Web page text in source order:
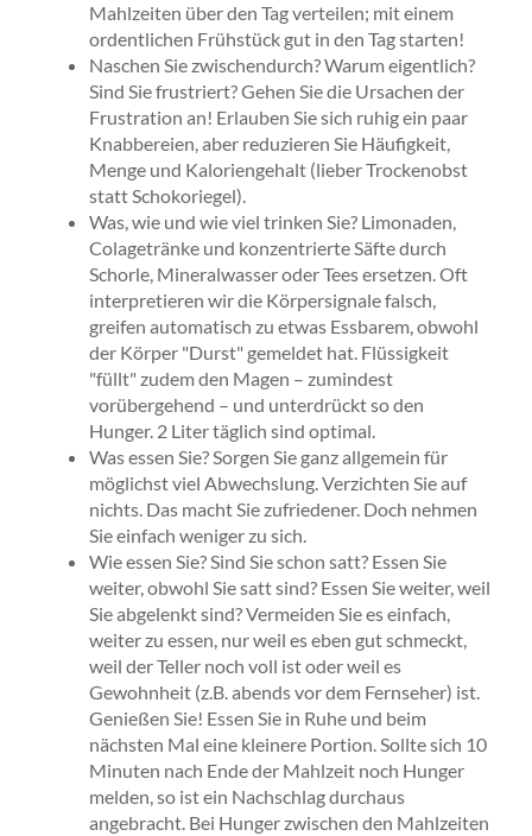
Mahlzeiten über den Tag verteilen; mit einem
ordentlichen Frühstück gut in den Tag starten!
Naschen Sie zwischendurch? Warum eigentlich?
Sind Sie frustriert? Gehen Sie die Ursachen der
Frustration an! Erlauben Sie sich ruhig ein paar
Knabbereien, aber reduzieren Sie Häufigkeit,
Menge und Kaloriengehalt (lieber Trockenobst
statt Schokoriegel).
Was, wie und wie viel trinken Sie? Limonaden,
Colagetränke und konzentrierte Säfte durch
Schorle, Mineralwasser oder Tees ersetzen. Oft
interpretieren wir die Körpersignale falsch,
greifen automatisch zu etwas Essbarem, obwohl
der Körper "Durst" gemeldet hat. Flüssigkeit
"füllt" zudem den Magen – zumindest
vorübergehend – und unterdrückt so den
Hunger. 2 Liter täglich sind optimal.
Was essen Sie? Sorgen Sie ganz allgemein für
möglichst viel Abwechslung. Verzichten Sie auf
nichts. Das macht Sie zufriedener. Doch nehmen
Sie einfach weniger zu sich.
Wie essen Sie? Sind Sie schon satt? Essen Sie
weiter, obwohl Sie satt sind? Essen Sie weiter, weil
Sie abgelenkt sind? Vermeiden Sie es einfach,
weiter zu essen, nur weil es eben gut schmeckt,
weil der Teller noch voll ist oder weil es
Gewohnheit (z.B. abends vor dem Fernseher) ist.
Genießen Sie! Essen Sie in Ruhe und beim
nächsten Mal eine kleinere Portion. Sollte sich 10
Minuten nach Ende der Mahlzeit noch Hunger
melden, so ist ein Nachschlag durchaus
angebracht. Bei Hunger zwischen den Mahlzeiten